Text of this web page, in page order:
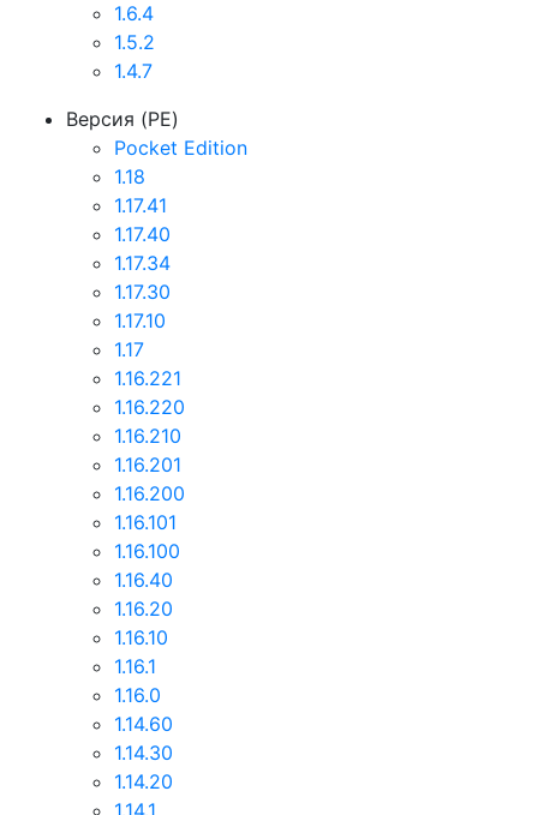
1.6.4
1.5.2
1.4.7
Версия (PE)
Pocket Edition
1.18
1.17.41
1.17.40
1.17.34
1.17.30
1.17.10
1.17
1.16.221
1.16.220
1.16.210
1.16.201
1.16.200
1.16.101
1.16.100
1.16.40
1.16.20
1.16.10
1.16.1
1.16.0
1.14.60
1.14.30
1.14.20
1.14.1